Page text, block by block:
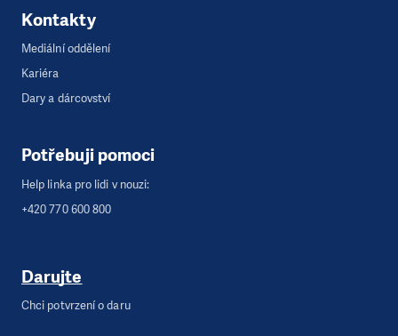
Kontakty
Mediální oddělení
Kariéra
Dary a dárcovství
Potřebuji pomoci
Help linka pro lidi v nouzi:
+420 770 600 800
Darujte
Chci potvrzení o daru